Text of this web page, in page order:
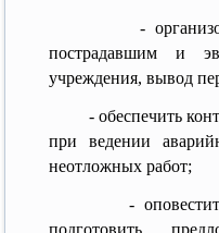
-
пострадавшим и
учреждения, вывод
- обеспечить
при ведении
неотложных работ;
- оповестить
подготовить